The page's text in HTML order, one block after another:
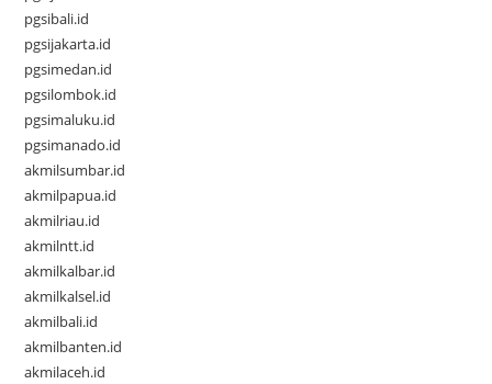
pgsibali.id
pgsijakarta.id
pgsimedan.id
pgsilombok.id
pgsimaluku.id
pgsimanado.id
akmilsumbar.id
akmilpapua.id
akmilriau.id
akmilntt.id
akmilkalbar.id
akmilkalsel.id
akmilbali.id
akmilbanten.id
akmilaceh.id